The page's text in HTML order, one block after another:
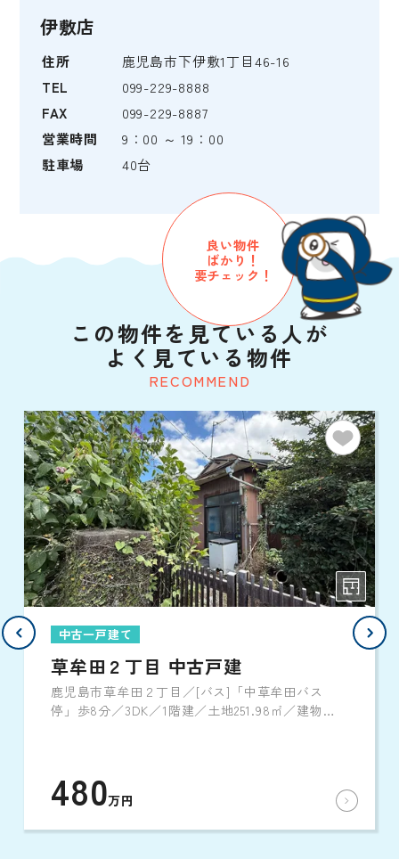
伊敷店
住所
鹿児島市下伊敷1丁目46-16
TEL
099-229-8888
FAX
099-229-8887
営業時間
9：00 ～ 19：00
駐車場
40台
RECOMMEND
この物件を見ている人が
よく見ている物件
良い物件
ばかり！
要チェック！
中古一戸建て
草牟田２丁目 中古戸建
鹿児島市草牟田２丁目／[バス]「中草牟田バス
停」歩8分／3DK／1階建／土地251.98㎡／建物
480万円